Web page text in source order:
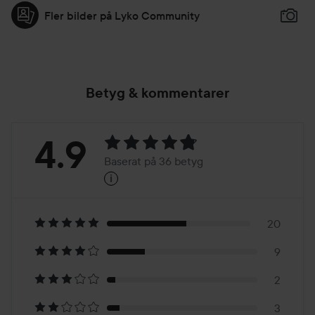
Fler bilder på Lyko Community
Betyg & kommentarer
Betyg:
Baserat
på
36
4.9 Baserat på 36 betyg
i
20
9
2
3